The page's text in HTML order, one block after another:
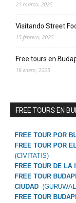
21 marzo, 2025
Visitando Street
15 febrero, 2025
Free tours en
18 enero, 2025
FREE TOURS EN
FREE TOUR POR
FREE TOUR POR
(CIVITATIS)
FREE TOUR DE LA
FREE TOUR
CIUDAD
FREE TOUR